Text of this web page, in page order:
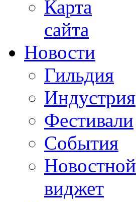
Карта
сайта
Новости
Гильдия
Индустрия
Фестивали
События
Новостной
виджет